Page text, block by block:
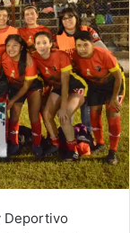
Deportivo